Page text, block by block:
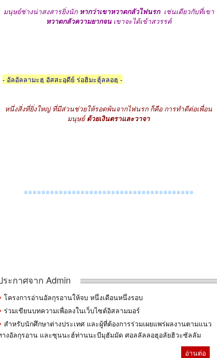
มนุษย์ช่างน่าสงสารยิ่งนัก หากว่าเขาหวาดกลัวไฟนรก เช่นเดียวกับที่เขา
หวาดกลัวความยากจนเขาจะได้เข้าสวรรค์
- อัลอัลลามะฮฺ อัสสะอฺดีย์ ร่อฮิมะฮุ้ลลอฮฺ -
หนึ่งสิ่งที่ยิ่งใหญ่ ที่มีส่วนช่วยให้รอดพ้นจากไฟนรก ก็คือ การทำดีต่อเพื่อน
มนุษย์ด้วยเงินตราและวาจา
๑๑๑๑๑๑๑๑๑๑๑๑๑๑๑๑๑๑๑๑๑๑๑๑๑๑๑๑๑๑๑๑๑๑๑๑๑๑๑
ระกาศจาก Admin
โครงการอ่านอัลกุรอานให้จบ หนึ่งเดือนหนึ่งรอบ
ร่วมเขียนบทความเพื่อลงในเว็บไซต์อิสลามมอร์
สำหรับนักศึกษาต่างประเทศ และผู้ที่ต้องการร่วมเผยแพร่ผลงานตามแนว
างอัลกุรอาน และซุนนะฮ์ท่านนะบีมุฮัมมัด ศอลลัลลอฮุอลัยฮิวะซัลลัม
อ่านต่อ